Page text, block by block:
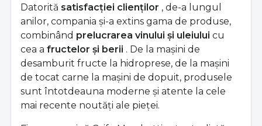
Datorită satisfacției clienților , de-a lungul
anilor, compania și-a extins gama de produse,
combinând prelucrarea vinului și uleiului cu
cea a fructelor și berii . De la mașini de
desamburit fructe la hidroprese, de la mașini
de tocat carne la mașini de dopuit, produsele
sunt întotdeauna moderne și atente la cele
mai recente noutăți ale pieței.